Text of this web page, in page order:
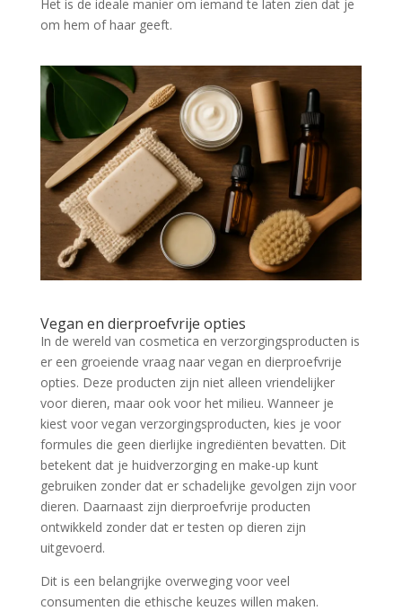
Het is de ideale manier om iemand te laten zien dat je
om hem of haar geeft.
Vegan en dierproefvrije opties
In de wereld van cosmetica en verzorgingsproducten is
er een groeiende vraag naar vegan en dierproefvrije
opties. Deze producten zijn niet alleen vriendelijker
voor dieren, maar ook voor het milieu. Wanneer je
kiest voor vegan verzorgingsproducten, kies je voor
formules die geen dierlijke ingrediënten bevatten. Dit
betekent dat je huidverzorging en make-up kunt
gebruiken zonder dat er schadelijke gevolgen zijn voor
dieren. Daarnaast zijn dierproefvrije producten
ontwikkeld zonder dat er testen op dieren zijn
uitgevoerd.
Dit is een belangrijke overweging voor veel
consumenten die ethische keuzes willen maken.